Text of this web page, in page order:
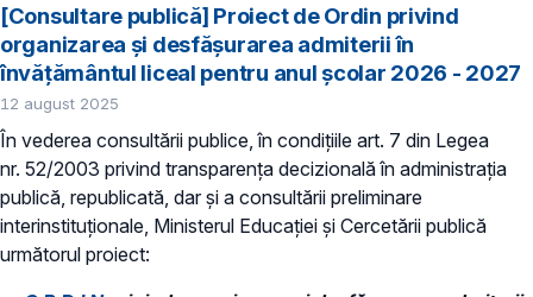
[Consultare publică] Proiect de Ordin privind
organizarea şi desfăşurarea admiterii în
învăţământul liceal pentru anul şcolar 2026 - 2027
12 august 2025
În vederea consultării publice, în condiţiile art. 7 din Legea
nr. 52/2003 privind transparenţa decizională în administraţia
publică, republicată, dar și a consultării preliminare
interinstituționale, Ministerul Educaţiei și Cercetării publică
următorul proiect: